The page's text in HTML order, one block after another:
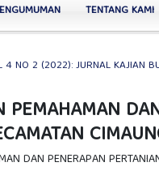
TENTANG KAMI
4 NO 2 (2022): JURNAL KAJIAN
PEMAHAMAN
DAN PENERAPAN